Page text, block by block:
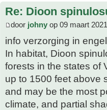
Re: Dioon
door johny op 09 maart
info verzorging in
In habitat, Dioon
forests in the states of
up to 1500 feet above
and may be the most
climate, and partial